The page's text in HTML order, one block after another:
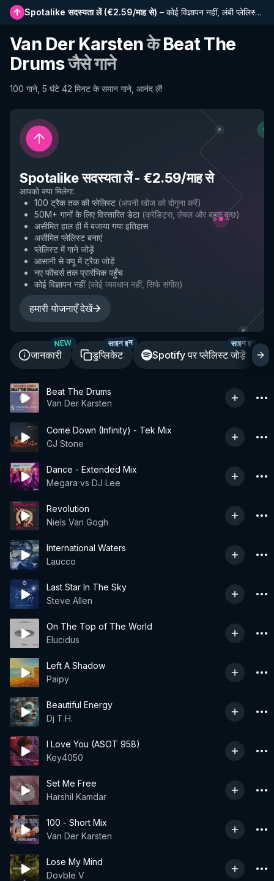
Spotalike सदस्यता लें(€2.59/माह से) – कोई विज्ञापन नहीं, लंबी प्लेलिस्ट, पूर्ण इतिहास और नई सुविधाओं तक प्रारंभिक पहुंच
Van Der KarstenकेBeat The
Drumsजैसे गाने
100 गाने, 5 घंटे 42 मिनट के समान गाने, आनंद लें!
Spotalike सदस्यता लें- €2.59/माह से
आपको क्या मिलेगा:
100 ट्रैक तक की प्लेलिस्ट (अपनी खोज को दोगुना करें)
50M+ गानों के लिए विस्तारित डेटा (क्रेडिट्स, लेबल और बहुत कुछ)
असीमित हाल ही में बजाया गया इतिहास
असीमित प्लेलिस्ट बनाएं
प्लेलिस्ट में गाने जोड़ें
आसानी से क्यू में ट्रैक जोड़ें
नए फीचर्स तक प्रारंभिक पहुँच
कोई विज्ञापन नहीं (कोई व्यवधान नहीं, सिर्फ संगीत)
हमारी योजनाएँ देखें
जानकारी
NEW
डुप्लिकेट
साइन इन
Spotify पर प्लेलिस्ट जोड़ें
साइन इन
Beat The Drums
Van Der Karsten
Come Down (Infinity) - Tek Mix
CJ Stone
Dance - Extended Mix
Megara vs DJ Lee
Revolution
Niels Van Gogh
International Waters
Laucco
Last Star In The Sky
Steve Allen
On The Top of The World
Elucidus
Left A Shadow
Paipy
Beautiful Energy
Dj T.H.
I Love You (ASOT 958)
Key4050
Set Me Free
Harshil Kamdar
100 - Short Mix
Van Der Karsten
Lose My Mind
Dovble V